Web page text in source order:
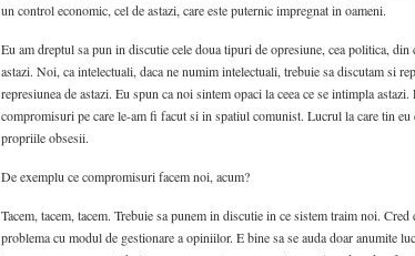
un control economic, cel de astazi, care este puternic impregnat in oameni.
Eu am dreptul sa pun in discutie cele doua tipuri de opresiune, cea politica, din
astazi. Noi, ca intelectuali, daca ne numim intelectuali, trebuie sa discutam si
represiunea de astazi. Eu spun ca noi sintem opaci la ceea ce se intimpla
compromisuri pe care le-am fi facut si in spatiul comunist. Lucrul la care tin eu
propriile obsesii.
De exemplu ce compromisuri facem noi, acum?
Tacem, tacem, tacem. Trebuie sa punem in discutie in ce sistem traim noi.
problema cu modul de gestionare a opiniilor. E bine sa se auda doar anumite